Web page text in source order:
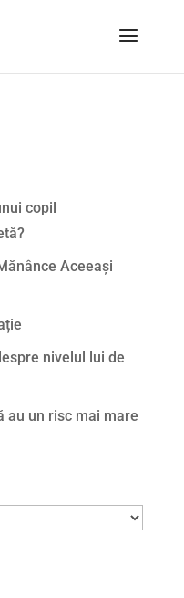
copil
Aceeași
nivelul lui de
au un risc mai mare